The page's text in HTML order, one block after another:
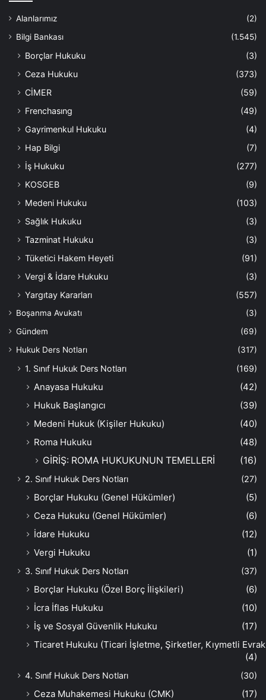
Alanlarımız
(2)
Bilgi Bankası
(1.545)
Borçlar Hukuku
(3)
Ceza Hukuku
(373)
CİMER
(59)
Frenchasıng
(49)
Gayrimenkul Hukuku
(4)
Hap Bilgi
(7)
İş Hukuku
(277)
KOSGEB
(9)
Medeni Hukuku
(103)
Sağlık Hukuku
(3)
Tazminat Hukuku
(3)
Tüketici Hakem Heyeti
(91)
Vergi & İdare Hukuku
(3)
Yargıtay Kararları
(557)
Boşanma Avukatı
(3)
Gündem
(69)
Hukuk Ders Notları
(317)
1. Sınıf Hukuk Ders Notları (169)
Anayasa Hukuku
(42)
Hukuk Başlangıcı
(39)
Medeni Hukuk (Kişiler Hukuku)
(40)
Roma Hukuku
(48)
GİRİŞ: ROMA HUKUKUNUN TEMELLERİ
(16)
2. Sınıf Hukuk Ders Notları (27)
Borçlar Hukuku (Genel Hükümler)
(5)
Ceza Hukuku (Genel Hükümler)
(6)
İdare Hukuku
(12)
Vergi Hukuku
(1)
3. Sınıf Hukuk Ders Notları (37)
Borçlar Hukuku (Özel Borç İlişkileri)
(6)
İcra İflas Hukuku
(10)
İş ve Sosyal Güvenlik Hukuku
(17)
Ticaret Hukuku (Ticari İşletme, Şirketler, Kıymetli
(4)
4. Sınıf Hukuk Ders Notları (30)
Ceza Muhakemesi Hukuku (CMK)
(17)